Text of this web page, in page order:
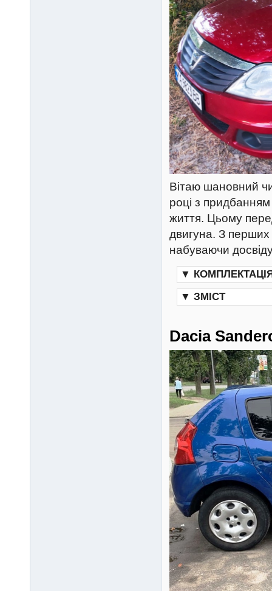
Вітаю шановний
році з придбанням
життя. Цьому
двигуна. З перших
набуваючи
▼
▼ ЗМІСТ
Dacia